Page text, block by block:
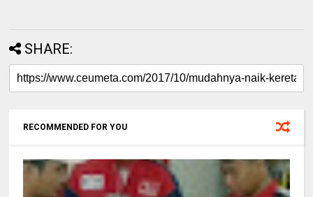
SHARE:
RECOMMENDED FOR YOU